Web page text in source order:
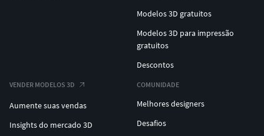
Modelos 3D gratuitos
Modelos 3D para impressão
gratuitos
Descontos
VENDER MODELOS 3D
Aumente suas vendas
Insights do mercado 3D
COMUNIDADE
Melhores designers
Desafios